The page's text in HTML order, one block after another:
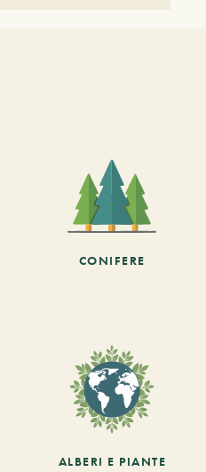
CONIFERE
ALBERI E PIANTE